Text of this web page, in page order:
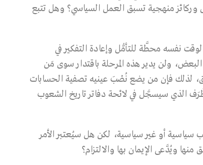
منهجية تسبق العمل السياسي؟ وهل تتبع
نفسه محطَّة للتأمُّل وإعادة التفكير في
ولن يدير هذه المرحلة باقتدار سوى مَن
لذلك فإن من يضع نُصْبَ عينيه تصفية الحسابات
الذي سيسجَّل في لائحة دفاتر تاريخ الشعوب
سياسية أو غير سياسية، لكن هل سيُعتبر الأمر
ويُدَّعى الإيمان بها والالتزام؟